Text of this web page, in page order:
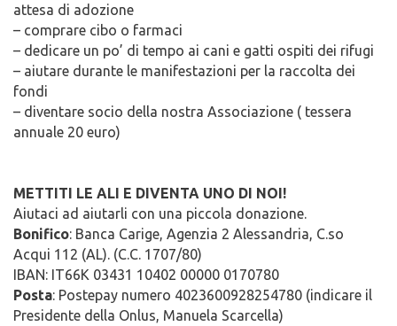
attesa di adozione
– comprare cibo o farmaci
– dedicare un po’ di tempo ai cani e gatti ospiti dei rifugi
– aiutare durante le manifestazioni per la raccolta dei
fondi
– diventare socio della nostra Associazione ( tessera
annuale 20 euro)
METTITI LE ALI E DIVENTA UNO DI NOI!
Aiutaci ad aiutarli con una piccola donazione.
Bonifico: Banca Carige, Agenzia 2 Alessandria, C.so
Acqui 112 (AL). (C.C. 1707/80)
IBAN: IT66K 03431 10402 00000 0170780
Posta: Postepay numero 4023600928254780 (indicare il
Presidente della Onlus, Manuela Scarcella)